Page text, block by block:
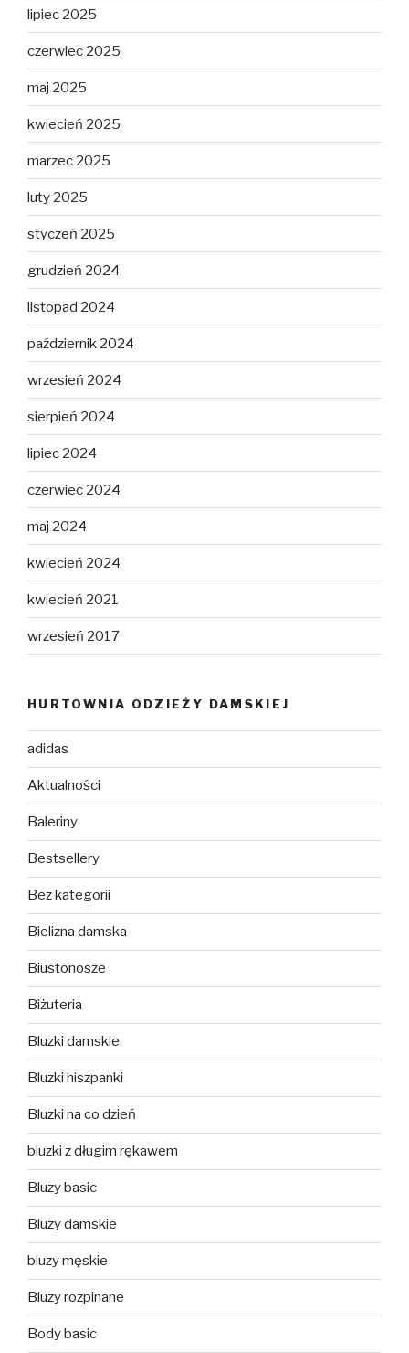
lipiec 2025
czerwiec 2025
maj 2025
kwiecień 2025
marzec 2025
luty 2025
styczeń 2025
grudzień 2024
listopad 2024
październik 2024
wrzesień 2024
sierpień 2024
lipiec 2024
czerwiec 2024
maj 2024
kwiecień 2024
kwiecień 2021
wrzesień 2017
HURTOWNIA ODZIEŻY DAMSKIEJ
adidas
Aktualności
Baleriny
Bestsellery
Bez kategorii
Bielizna damska
Biustonosze
Biżuteria
Bluzki damskie
Bluzki hiszpanki
Bluzki na co dzień
bluzki z długim rękawem
Bluzy basic
Bluzy damskie
bluzy męskie
Bluzy rozpinane
Body basic